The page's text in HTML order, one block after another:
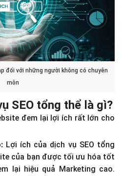
đối với những người không có chuyên
môn
SEO tổng thể là gì?
đem lại lợi ích rất lớn cho
Lợi ích của dịch vụ SEO tổng
của bạn được tối ưu hóa tốt
lại hiệu quả Marketing cao.